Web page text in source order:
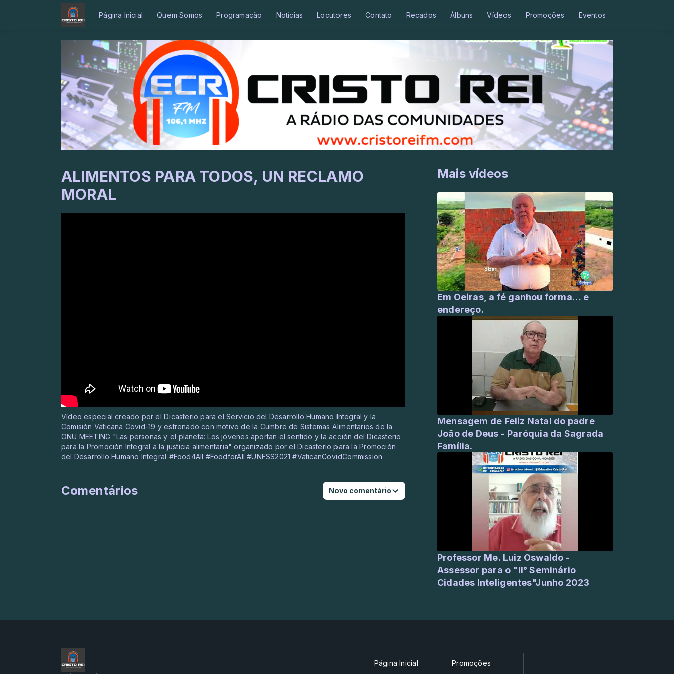
Página Inicial Quem Somos Programação Notícias Locutores Contato Recados Álbuns Vídeos Promoções Eventos
ALIMENTOS PARA TODOS, UN RECLAMO
MORAL
Mais vídeos
Em Oeiras, a fé ganhou forma… e
endereço.
Mensagem de Feliz Natal do padre
João de Deus - Paróquia da Sagrada
Família.
Professor Me. Luiz Oswaldo -
Assessor para o "II° Seminário
Cidades Inteligentes"Junho 2023
Vídeo especial creado por el Dicasterio para el Servicio del Desarrollo Humano Integral y la
Comisión Vaticana Covid-19 y estrenado con motivo de la Cumbre de Sistemas Alimentarios de la
ONU MEETING "Las personas y el planeta: Los jóvenes aportan el sentido y la acción del Dicasterio
para la Promoción Integral a la justicia alimentaria" organizado por el Dicasterio para la Promoción
del Desarrollo Humano Integral #Food4All #FoodforAll #UNFSS2021 #VaticanCovidCommission
Comentários Novo comentário
Página Inicial Promoções